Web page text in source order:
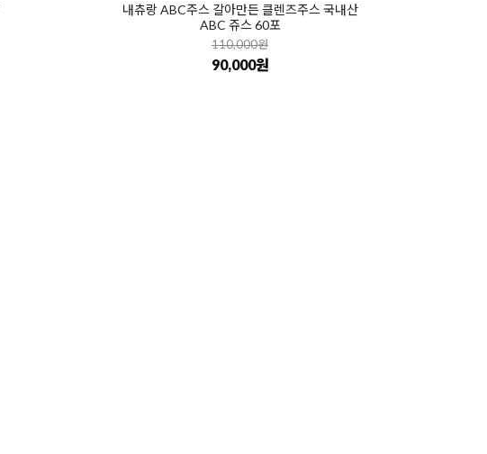
내츄랑 ABC주스 갈아만든 클렌즈주스 국내산
ABC 쥬스 60포
110,000원
90,000원